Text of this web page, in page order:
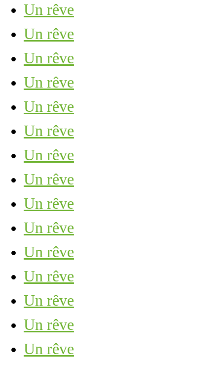
Un rêve
Un rêve
Un rêve
Un rêve
Un rêve
Un rêve
Un rêve
Un rêve
Un rêve
Un rêve
Un rêve
Un rêve
Un rêve
Un rêve
Un rêve